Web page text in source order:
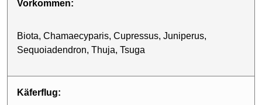
Vorkommen:
Biota, Chamaecyparis, Cupressus, Juniperus,
Sequoiadendron, Thuja, Tsuga
Käferflug: